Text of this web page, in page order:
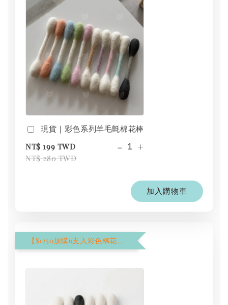
現貨｜彩色系列羊毛氈棉花棒
NT$ 199 TWD
NT$ 280 TWD
- +
加入購物車
【$1250加購6支入彩色棉花棒】